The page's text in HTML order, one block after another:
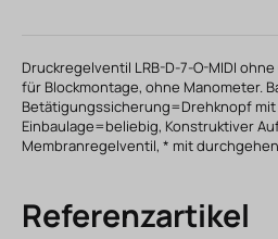
Druckregelventil LRB-D-7-O-MIDI
für Blockmontage, ohne Manometer.
Betätigungssicherung=Drehknopf
Einbaulage=beliebig, Konstruktiver
Membranregelventil, * mit
Referenzartikel